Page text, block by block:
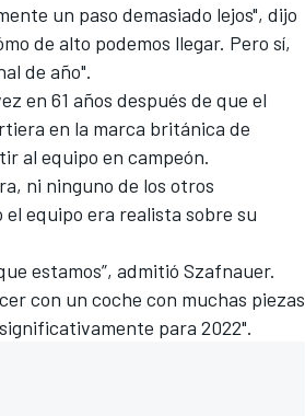
un paso demasiado lejos", dijo
de alto podemos llegar. Pero sí,
de año".
en 61 años después de que el
en la marca británica de
al equipo en campeón.
ni ninguno de los otros
equipo era realista sobre su
estamos”, admitió Szafnauer.
con un coche con muchas piezas
para 2022".